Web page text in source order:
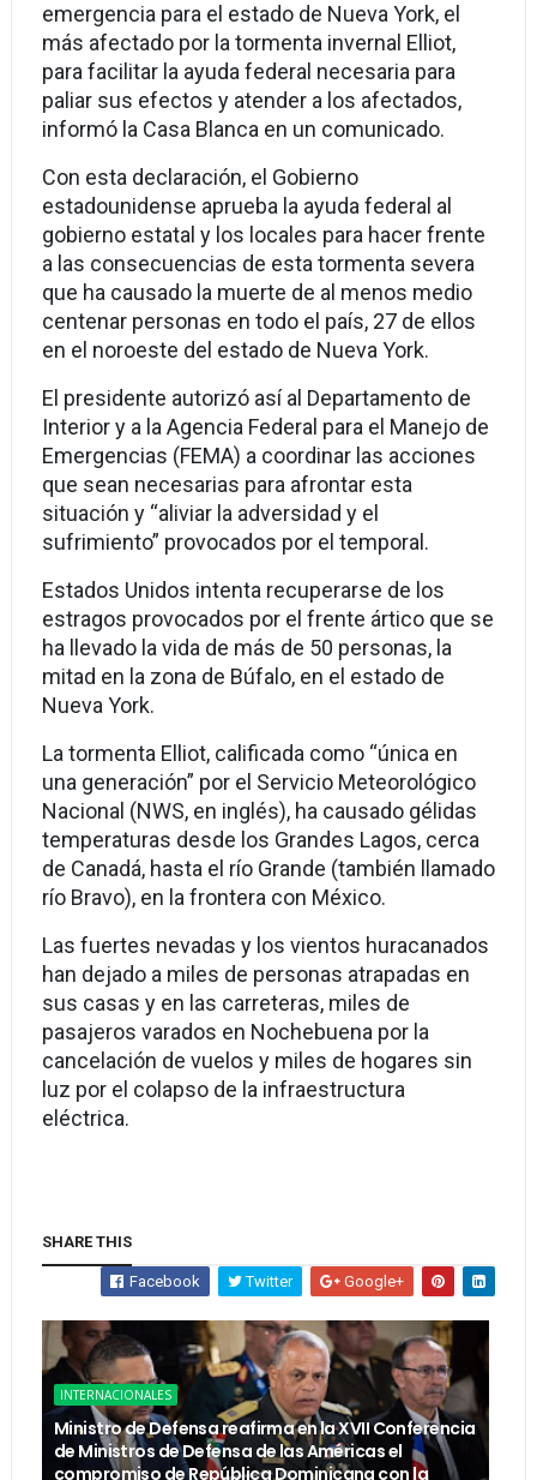
emergencia para el estado de Nueva York, el
más afectado por la tormenta invernal Elliot,
para facilitar la ayuda federal necesaria para
paliar sus efectos y atender a los afectados,
informó la Casa Blanca en un comunicado.
Con esta declaración, el Gobierno
estadounidense aprueba la ayuda federal al
gobierno estatal y los locales para hacer frente
a las consecuencias de esta tormenta severa
que ha causado la muerte de al menos medio
centenar personas en todo el país, 27 de ellos
en el noroeste del estado de Nueva York.
El presidente autorizó así al Departamento de
Interior y a la Agencia Federal para el Manejo de
Emergencias (FEMA) a coordinar las acciones
que sean necesarias para afrontar esta
situación y “aliviar la adversidad y el
sufrimiento” provocados por el temporal.
Estados Unidos intenta recuperarse de los
estragos provocados por el frente ártico que se
ha llevado la vida de más de 50 personas, la
mitad en la zona de Búfalo, en el estado de
Nueva York.
La tormenta Elliot, calificada como “única en
una generación” por el Servicio Meteorológico
Nacional (NWS, en inglés), ha causado gélidas
temperaturas desde los Grandes Lagos, cerca
de Canadá, hasta el río Grande (también llamado
río Bravo), en la frontera con México.
Las fuertes nevadas y los vientos huracanados
han dejado a miles de personas atrapadas en
sus casas y en las carreteras, miles de
pasajeros varados en Nochebuena por la
cancelación de vuelos y miles de hogares sin
luz por el colapso de la infraestructura
eléctrica.
SHARE THIS
Facebook Twitter Google+
INTERNACIONALES
Ministro de Defensa reafirma en la XVII Conferencia
de Ministros de Defensa de las Américas el
compromiso de República Dominicana con la